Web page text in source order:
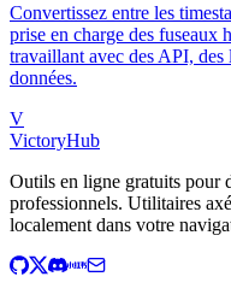
Convertissez entre les
prise en charge des fuseaux
travaillant avec des API, des
données.
V
VictoryHub
Outils en ligne gratuits pour
professionnels. Utilitaires
localement dans votre